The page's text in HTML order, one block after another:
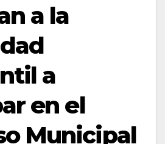
a la
a
en el
Municipal